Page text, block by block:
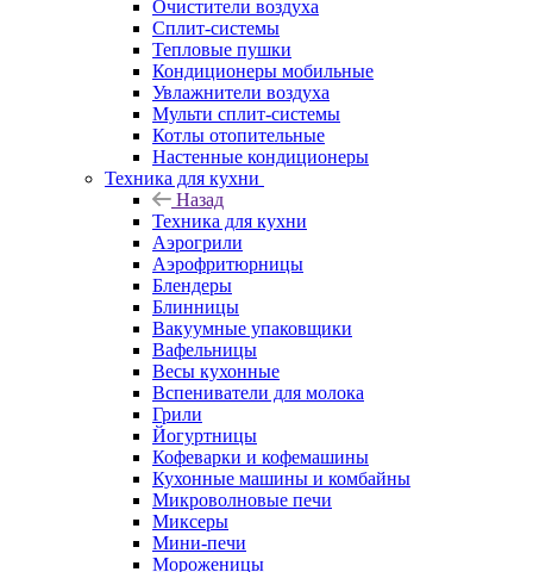
Очистители воздуха
Сплит-системы
Тепловые пушки
Кондиционеры мобильные
Увлажнители воздуха
Мульти сплит-системы
Котлы отопительные
Настенные кондиционеры
Техника для кухни
Назад
Техника для кухни
Аэрогрили
Аэрофритюрницы
Блендеры
Блинницы
Вакуумные упаковщики
Вафельницы
Весы кухонные
Вспениватели для молока
Грили
Йогуртницы
Кофеварки и кофемашины
Кухонные машины и комбайны
Микроволновые печи
Миксеры
Мини-печи
Мороженицы